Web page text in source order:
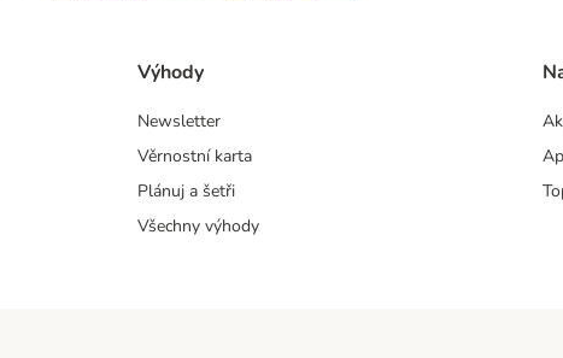
Výhody
Newsletter
Věrnostní karta
Plánuj a šetři
Všechny výhody